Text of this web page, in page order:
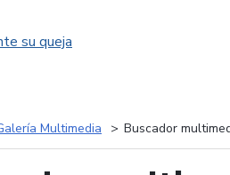
su queja
Multimedia Buscador